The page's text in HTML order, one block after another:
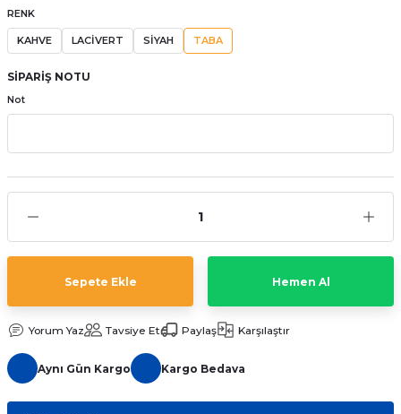
Pili
RENK
KAHVE LACİVERT SİYAH TABA
SİPARİŞ NOTU
Not
Sepete Ekle Hemen Al
Yorum Yaz Tavsiye Et Paylaş Karşılaştır
Aynı Gün Kargo Kargo Bedava